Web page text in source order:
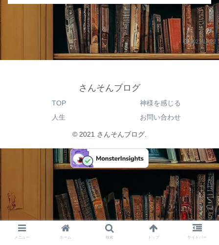
2021.10.22
さんそんブログ
TOP
神様を感じる
人生
お問い合わせ
© 2021 さんそんブログ.
メニュー ホーム 検索 トップ サイドバー